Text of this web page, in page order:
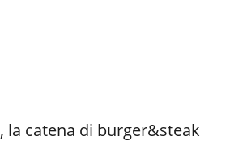
, la catena di burger&steak